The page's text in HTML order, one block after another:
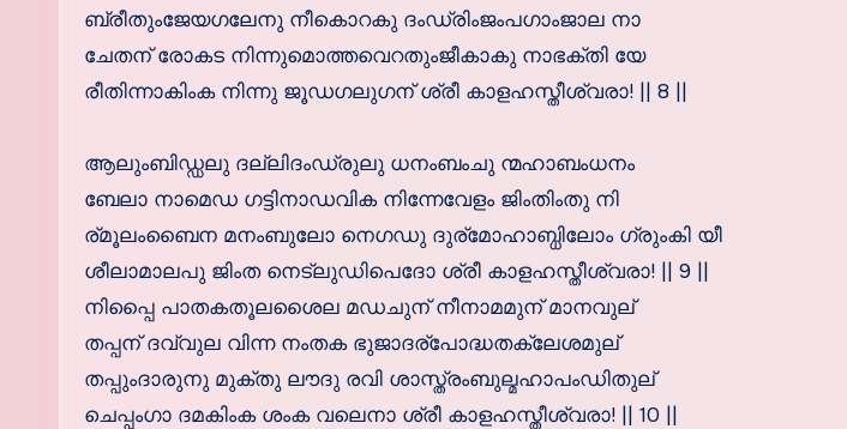
ബ്രീതുംജേയഗലേനു നീകൊറകു ദംഡ്രിംജംപഗാംജാല നാ
ചേതന് രോകട നിന്നുമൊത്തവെറതുംജീകാകു നാഭക്തി യേ
രീതിന്നാകിംക നിന്നു ജൂഡഗലുഗന് ശ്രീ കാളഹസ്തീശ്വരാ! || 8 ||
ആലുംബിഡ്ഡലു ദല്ലിദംഡ്രുലു ധനംബംചു ന്മഹാബംധനം
ബേലാ നാമെഡ ഗട്ടിനാഡവിക നിന്നേവേളം ജിംതിംതു നി
ര്മൂലംബൈന മനംബുലോ നെഗഡു ദുര്മോഹാബ്ധിലോം ഗ്രുംകി യീ
ശീലാമാലപു ജിംത നെട്ലുഡിപെദോ ശ്രീ കാളഹസ്തീശ്വരാ! || 9 ||
നിപ്പൈ പാതകതൂലശൈല മഡചുന് നീനാമമുന് മാനവുല്
തപ്പന് ദവ്വുല വിന്ന നംതക ഭുജാദര്പോദ്ധതക്ലേശമുല്
തപ്പുംദാരുനു മുക്തു ലൗദു രവി ശാസ്ത്രംബുല്മഹാപംഡിതുല്
ചെപ്പംഗാ ദമകിംക ശംക വലെനാ ശ്രീ കാളഹസ്തീശ്വരാ! || 10 ||